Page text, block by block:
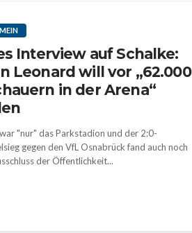
Interview auf Schalke:
Leonard will vor „62.000
in der Arena“
"nur" das Parkstadion und der 2:0-
gegen den VfL Osnabrück fand auch noch
der Öffentlichkeit...